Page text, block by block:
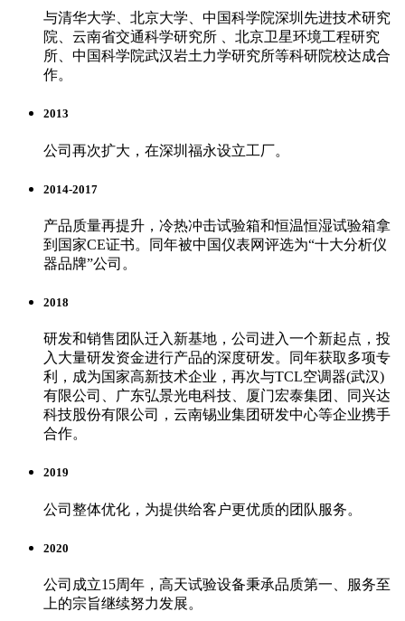
与清华大学、北京大学、中国科学院深圳先进技术研究
院、云南省交通科学研究所 、北京卫星环境工程研究
所、中国科学院武汉岩土力学研究所等科研院校达成合
作。
2013
公司再次扩大，在深圳福永设立工厂。
2014-2017
产品质量再提升，冷热冲击试验箱和恒温恒湿试验箱拿
到国家CE证书。同年被中国仪表网评选为“十大分析仪
器品牌”公司。
2018
研发和销售团队迁入新基地，公司进入一个新起点，投
入大量研发资金进行产品的深度研发。同年获取多项专
利，成为国家高新技术企业，再次与TCL空调器(武汉)
有限公司、广东弘景光电科技、厦门宏泰集团、同兴达
科技股份有限公司，云南锡业集团研发中心等企业携手
合作。
2019
公司整体优化，为提供给客户更优质的团队服务。
2020
公司成立15周年，高天试验设备秉承品质第一、服务至
上的宗旨继续努力发展。